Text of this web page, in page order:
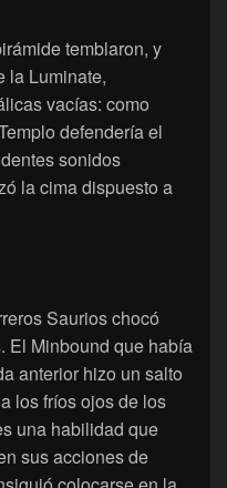
temblaron, y
la Luminate,
vacías: como
defendería el
sonidos
la cima dispuesto a
Saurios chocó
El Minbound que había
anterior hizo un salto
los fríos ojos de los
una habilidad que
sus acciones de